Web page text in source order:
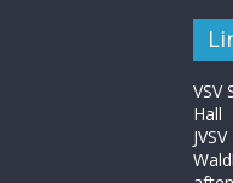
VSV
Hall